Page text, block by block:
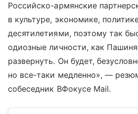
Российско-армянские
в культуре, экономике,
десятилетиями, поэтому так
одиозные личности, как
развернуть. Он будет,
но все-таки медленно», —
собеседник ВФокусе Mail.